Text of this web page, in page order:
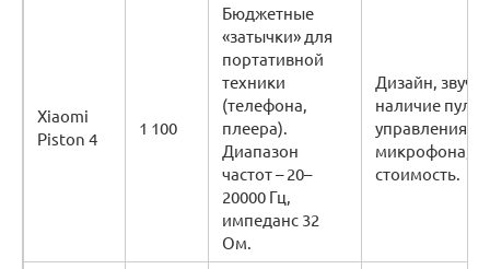
Xiaomi
Piston 4
1 100
Бюджетные
«затычки» для
портативной
техники
(телефона,
плеера).
Диапазон
частот – 20–
20000 Гц,
импеданс 32
Ом.
Дизайн,
наличие
управления и
микрофона,
стоимость.